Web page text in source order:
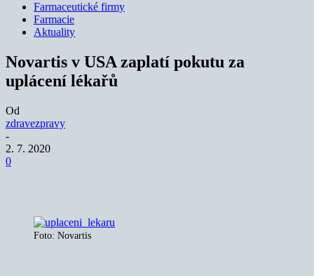
Farmaceutické firmy
Farmacie
Aktuality
Novartis v USA zaplatí pokutu za
uplácení lékařů
Od
zdravezpravy
-
2. 7. 2020
0
Foto: Novartis